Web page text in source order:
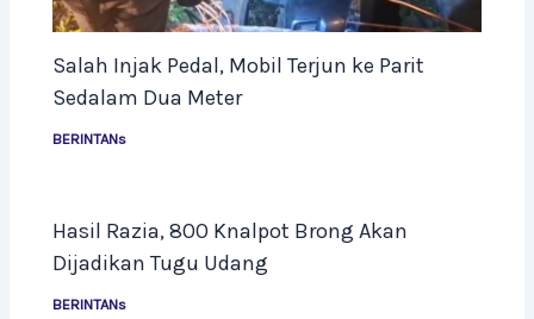
Salah Injak Pedal, Mobil Terjun ke Parit
Sedalam Dua Meter
BERINTANs
Hasil Razia, 800 Knalpot Brong Akan
Dijadikan Tugu Udang
BERINTANs